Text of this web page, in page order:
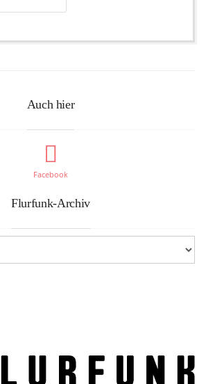
Auch hier
Facebook
Flurfunk-Archiv